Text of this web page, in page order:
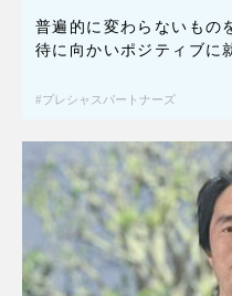
普遍的に変わらないもの
待に向かいポジティブに
プレシャスパートナーズ